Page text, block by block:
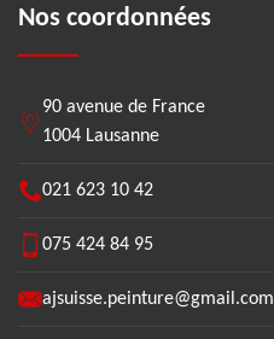
Nos coordonnées
90 avenue de France
1004 Lausanne
021 623 10 42
075 424 84 95
ajsuisse.peinture@gmail.com